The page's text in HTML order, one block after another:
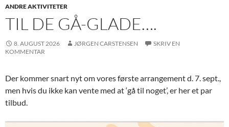
ANDRE AKTIVITETER
TIL DE GÅ-GLADE….
8. AUGUST 2026 JØRGEN CARSTENSEN
SKRIV EN
KOMMENTAR
Der kommer snart nyt om vores første arrangement d. 7. sept.,
men hvis du ikke kan vente med at ‘gå til noget’, er her et par
tilbud.